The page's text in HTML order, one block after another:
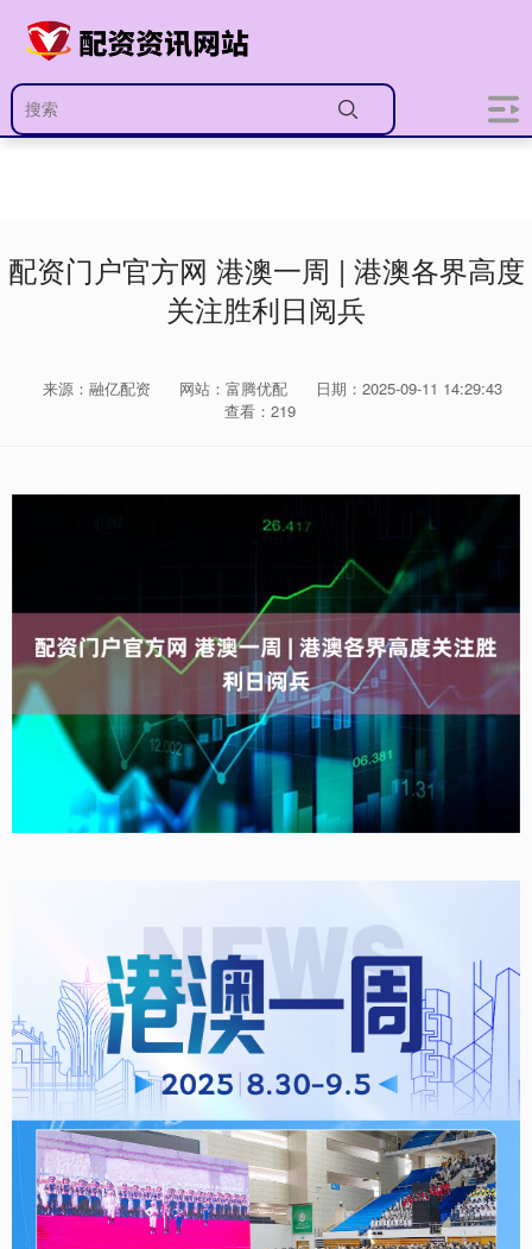
配资门户官方网 港澳一周 | 港澳各界高度
关注胜利日阅兵
来源：融亿配资 网站：富腾优配
日期：2025-09-11 14:29:43
查看：219